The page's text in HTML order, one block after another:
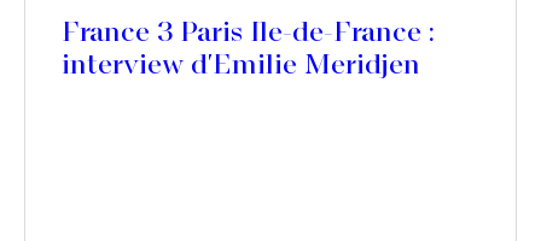
France 3 Paris Ile-de-France :
interview d'Emilie Meridjen